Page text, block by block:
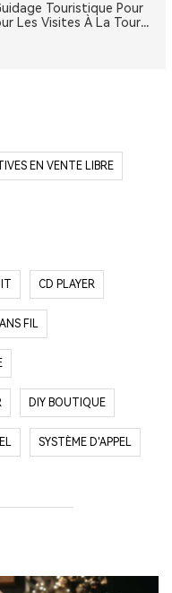
Touristique Pour
Les Visites À La Tour
De France
EN VENTE LIBRE
CD PLAYER
FIL
DIY BOUTIQUE
SYSTÈME D'APPEL